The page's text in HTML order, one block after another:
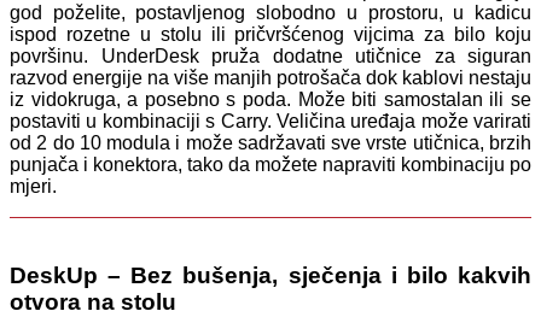
god poželite, postavljenog slobodno u prostoru, u kadicu
ispod rozetne u stolu ili pričvršćenog vijcima za bilo koju
površinu. UnderDesk pruža dodatne utičnice za siguran
razvod energije na više manjih potrošača dok kablovi nestaju
iz vidokruga, a posebno s poda. Može biti samostalan ili se
postaviti u kombinaciji s Carry. Veličina uređaja može varirati
od 2 do 10 modula i može sadržavati sve vrste utičnica, brzih
punjača i konektora, tako da možete napraviti kombinaciju po
mjeri.
DeskUp – Bez bušenja, sječenja i bilo kakvih
otvora na stolu